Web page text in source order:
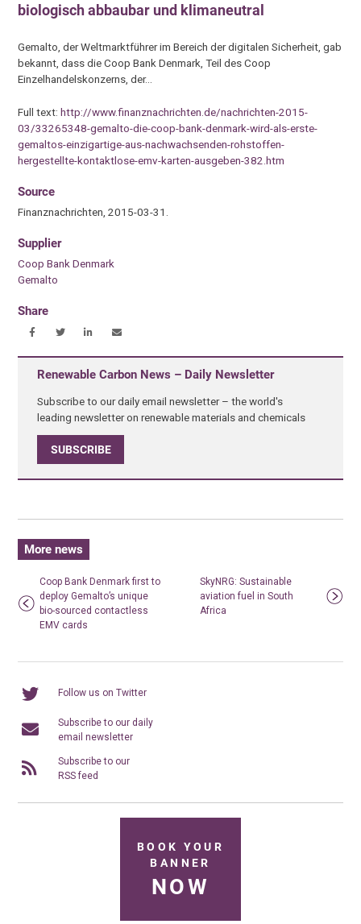
biologisch abbaubar und klimaneutral
Gemalto, der Weltmarktführer im Bereich der digitalen Sicherheit, gab
bekannt, dass die Coop Bank Denmark, Teil des Coop
Einzelhandelskonzerns, der…
Full text:http://www.finanznachrichten.de/nachrichten-2015-
03/33265348-gemalto-die-coop-bank-denmark-wird-als-erste-
gemaltos-einzigartige-aus-nachwachsenden-rohstoffen-
hergestellte-kontaktlose-emv-karten-ausgeben-382.htm
Source
Finanznachrichten, 2015-03-31.
Supplier
Coop Bank Denmark
Gemalto
Share
Renewable Carbon News – Daily Newsletter
Subscribe to our daily email newsletter – the world's
leading newsletter on renewable materials and chemicals
SUBSCRIBE
More news
Coop Bank Denmark first to
deploy Gemalto’s unique
bio-sourced contactless
EMV cards
SkyNRG: Sustainable
aviation fuel in South
Africa
Follow us on Twitter
Subscribe to our daily
email newsletter
Subscribe to our
RSS feed
BOOK YOUR
BANNER
NOW